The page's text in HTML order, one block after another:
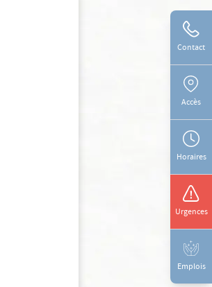
Contact
Accès
Horaires
Urgences
Emplois